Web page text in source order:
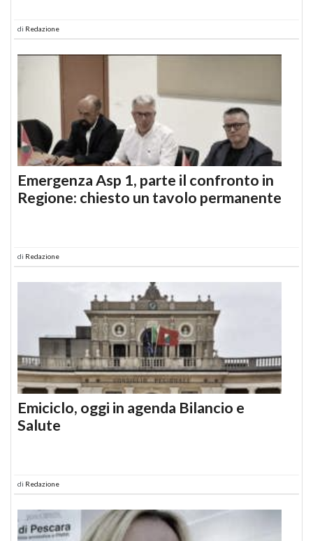
di Redazione
Emergenza Asp 1, parte il confronto in
Regione: chiesto un tavolo permanente
di Redazione
Emiciclo, oggi in agenda Bilancio e
Salute
di Redazione